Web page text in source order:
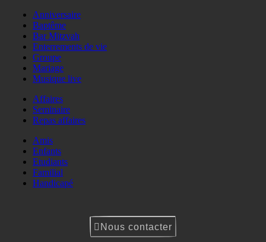
Anniversaire
Baptême
Bar Mitzvah
Enterrements de vie
Groupe
Mariage
Musique live
Affaires
Seminaire
Repas affaires
Amis
Enfants
Etudiants
Familial
Handicapé
Nous contacter